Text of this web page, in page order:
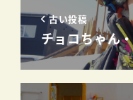
古い投稿
チョコちゃん